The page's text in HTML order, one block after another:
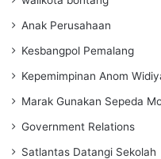
Anak Perusahaan
Kesbangpol Pemalang
Kepemimpinan Anom
Marak Gunakan Sepeda
Government Relations
Satlantas Datangi Sekolah